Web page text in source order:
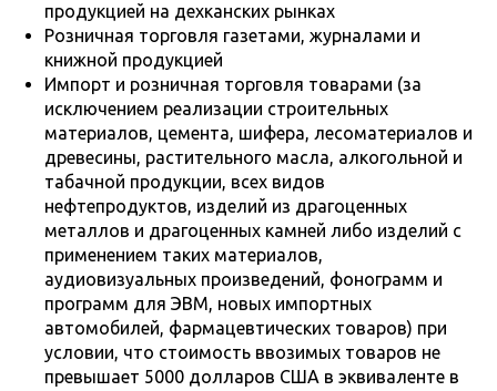
продукцией на дехканских рынках
Розничная торговля газетами, журналами и
книжной продукцией
Импорт и розничная торговля товарами (за
исключением реализации строительных
материалов, цемента, шифера, лесоматериалов и
древесины, растительного масла, алкогольной и
табачной продукции, всех видов
нефтепродуктов, изделий из драгоценных
металлов и драгоценных камней либо изделий с
применением таких материалов,
аудиовизуальных произведений, фонограмм и
программ для ЭВМ, новых импортных
автомобилей, фармацевтических товаров) при
условии, что стоимость ввозимых товаров не
превышает 5000 долларов США в эквиваленте в